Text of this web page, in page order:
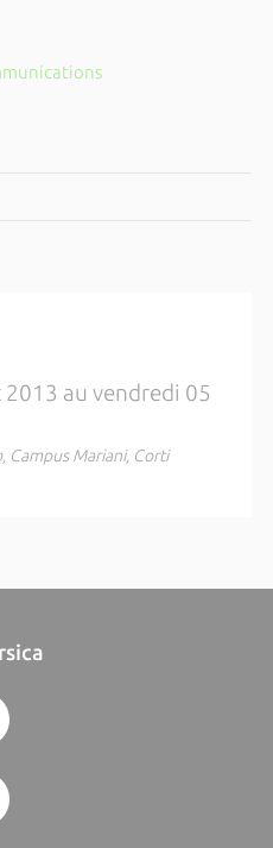
au vendredi 05
Campus Mariani, Corti